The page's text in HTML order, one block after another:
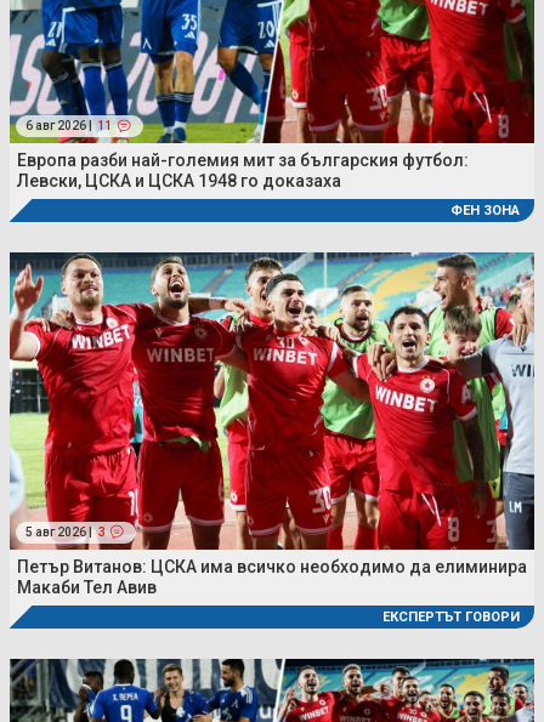
6 авг 2026 | 11
Европа разби най-големия мит за българския футбол:
Левски, ЦСКА и ЦСКА 1948 го доказаха
ФЕН ЗОНА
5 авг 2026 | 3
Петър Витанов: ЦСКА има всичко необходимо да елиминира
Макаби Тел Авив
ЕКСПЕРТЪТ ГОВОРИ